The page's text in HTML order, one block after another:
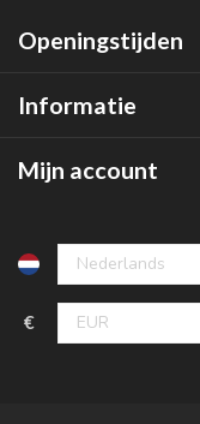
Openingstijden
Informatie
Mijn account
€